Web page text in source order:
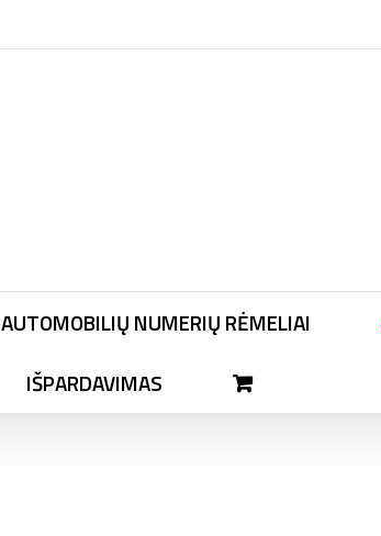
AUTOMOBILIŲ NUMERIŲ RĖMELIAI
IŠPARDAVIMAS